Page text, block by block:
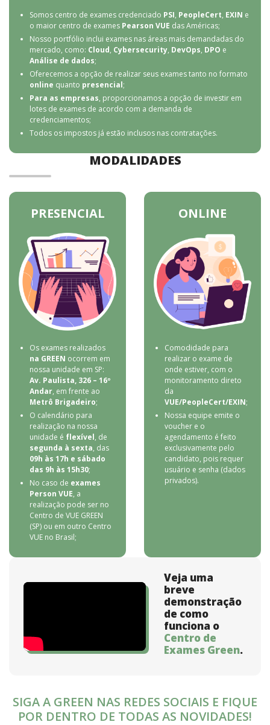
Somos centro de exames credenciado PSI, PeopleCert, EXIN e
o maior centro de exames Pearson VUE das Américas;
Nosso portfólio inclui exames nas áreas mais demandadas do
mercado, como: Cloud, Cybersecurity, DevOps, DPO e
Análise de dados;
Oferecemos a opção de realizar seus exames tanto no formato
online quanto presencial;
Para as empresas, proporcionamos a opção de investir em
lotes de exames de acordo com a demanda de
credenciamentos;
Todos os impostos já estão inclusos nas contratações.
MODALIDADES
PRESENCIAL
Os exames realizados
na GREEN ocorrem em
nossa unidade em SP:
Av. Paulista, 326 – 16º
Andar, em frente ao
Metrô Brigadeiro;
O calendário para
realização na nossa
unidade é flexível, de
segunda à sexta, das
09h às 17h e sábado
das 9h às 15h30;
No caso de exames
Person VUE, a
realização pode ser no
Centro de VUE GREEN
(SP) ou em outro Centro
VUE no Brasil;
ONLINE
Comodidade para
realizar o exame de
onde estiver, com o
monitoramento direto
da
VUE/PeopleCert/EXIN;
Nossa equipe emite o
voucher e o
agendamento é feito
exclusivamente pelo
candidato, pois requer
usuário e senha (dados
privados).
Veja uma
breve
demonstração
de como
funciona o
Centro de
Exames Green.
SIGA A GREEN NAS REDES SOCIAIS E FIQUE
POR DENTRO DE TODAS AS NOVIDADES!